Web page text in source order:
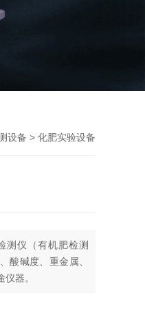
设备 > 化肥实验设备
测仪（有机肥检测
酸碱度、重金属、
器。